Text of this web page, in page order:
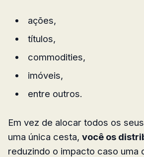
ações,
títulos,
commodities,
imóveis,
entre outros.
Em vez de alocar todos os
uma única cesta, você os
reduzindo o impacto caso uma